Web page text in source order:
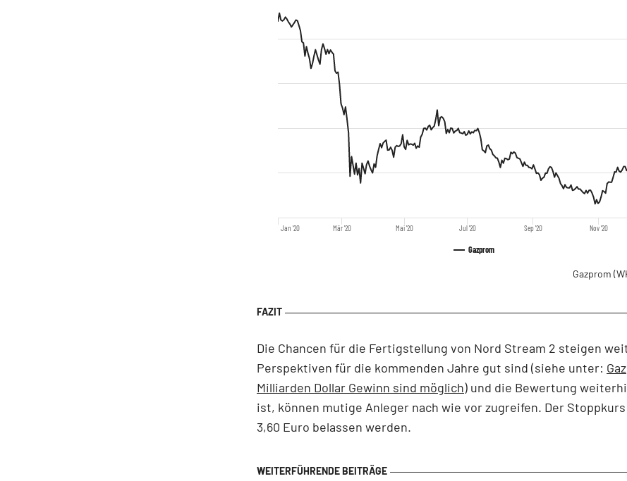
Gazprom
Jan '20 Mär '20 Mai '20 Jul '20 Sep '20 Nov '20
Gazprom
Die Chancen für die Fertigstellung von Nord Stream 2 steigen
Perspektiven für die kommenden Jahre gut sind (siehe unter:
Milliarden Dollar Gewinn sind möglich) und die Bewertung
ist, können mutige Anleger nach wie vor zugreifen. Der
3,60 Euro belassen werden.